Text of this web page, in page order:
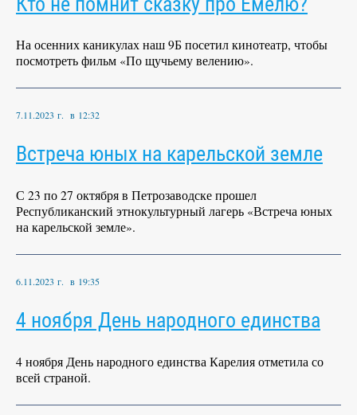
На осенних каникулах наш 9Б посетил кинотеатр, чтобы
посмотреть фильм «По щучьему велению».
7.11.2023 г. в 12:32
Встреча юных на карельской земле
С 23 по 27 октября в Петрозаводске прошел
Республиканский этнокультурный лагерь «Встреча юных
на карельской земле».
6.11.2023 г. в 19:35
4 ноября День народного единства
4 ноября День народного единства Карелия отметила со
всей страной.